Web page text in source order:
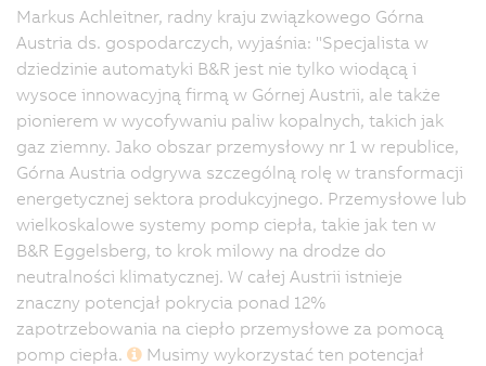
Markus Achleitner, radny kraju związkowego Górna
Austria ds. gospodarczych, wyjaśnia: "Specjalista w
dziedzinie automatyki B&R jest nie tylko wiodącą i
wysoce innowacyjną firmą w Górnej Austrii, ale także
pionierem w wycofywaniu paliw kopalnych, takich jak
gaz ziemny. Jako obszar przemysłowy nr 1 w republice,
Górna Austria odgrywa szczególną rolę w transformacji
energetycznej sektora produkcyjnego. Przemysłowe lub
wielkoskalowe systemy pomp ciepła, takie jak ten w
B&R Eggelsberg, to krok milowy na drodze do
neutralności klimatycznej. W całej Austrii istnieje
znaczny potencjał pokrycia ponad 12%
zapotrzebowania na ciepło przemysłowe za pomocą
pomp ciepła.
Musimy wykorzystać ten potencjał